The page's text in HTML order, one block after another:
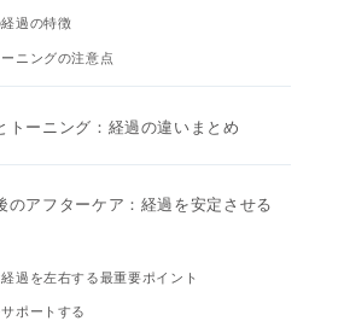
過の特徴
ニングの注意点
トーニング：経過の違いまとめ
のアフターケア：経過を安定させる
過を左右する最重要ポイント
ポートする